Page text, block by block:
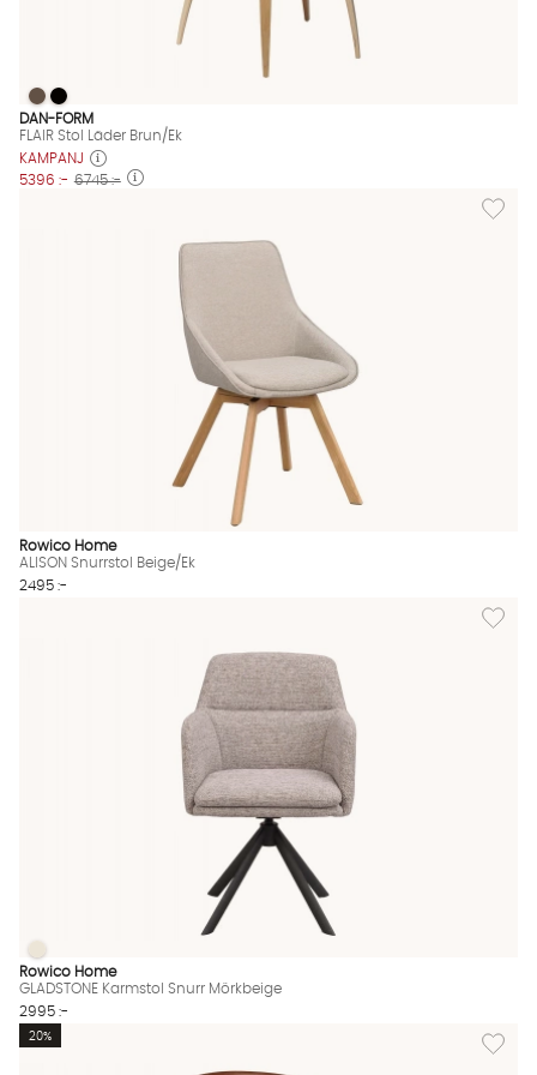
FLAIR Stol Läder Brun/Ek Finns även i dessa färger:
FLAIR Stol Läder Brun/Ek
FLAIR Stol Läder Brun/Ek
DAN-FORM
FLAIR Stol Läder Brun/Ek
KAMPANJ
5396 :- 6745 :-
Lägg
Rowico Home
ALISON Snurrstol Beige/Ek
2495 :-
Lägg
GLADSTONE Karmstol Snurr Mörkbeige Finns även i dessa
GLADSTONE Karmstol Snurr Mörkbeige
Rowico Home
GLADSTONE Karmstol Snurr Mörkbeige
2995 :-
Lägg
20%